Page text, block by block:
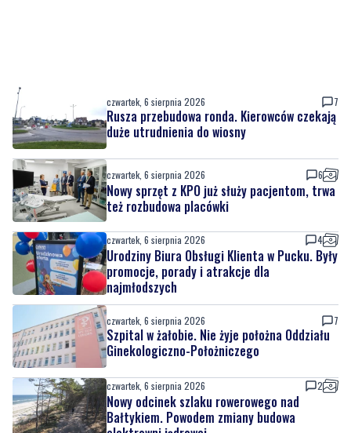
czwartek, 6 sierpnia 2026 7
Rusza przebudowa ronda. Kierowców czekają
duże utrudnienia do wiosny
czwartek, 6 sierpnia 2026 6
Nowy sprzęt z KPO już służy pacjentom, trwa
też rozbudowa placówki
czwartek, 6 sierpnia 2026
Urodziny Biura Obsługi Klienta w Pucku. Były
promocje, porady i atrakcje dla
najmłodszych
czwartek, 6 sierpnia 2026 7
Szpital w żałobie. Nie żyje położna Oddziału
Ginekologiczno-Położniczego